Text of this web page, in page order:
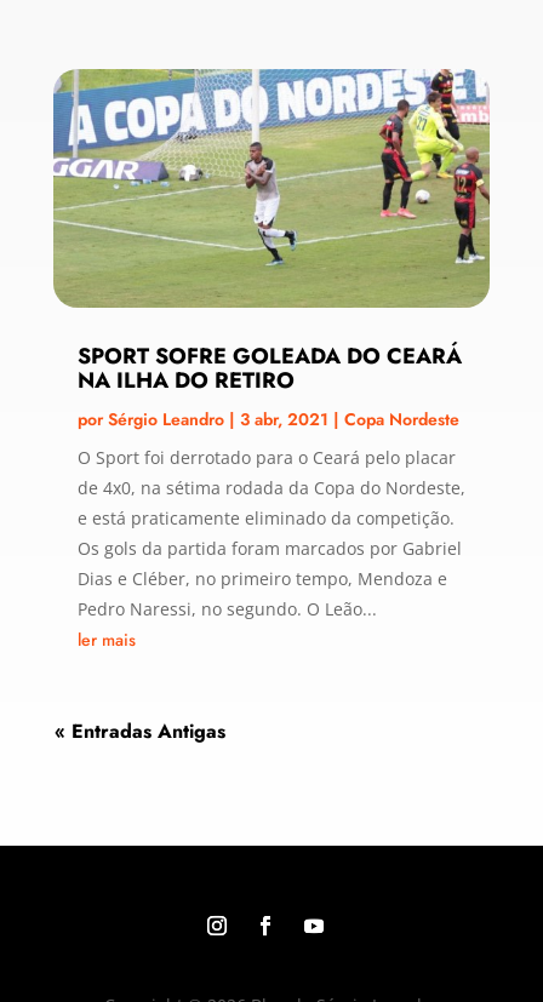
SPORT SOFRE GOLEADA DO CEARÁ
NA ILHA DO RETIRO
porSérgio Leandro| 3 abr, 2021 | Copa Nordeste
O Sport foi derrotado para o Ceará pelo placar
de 4x0, na sétima rodada da Copa do Nordeste,
e está praticamente eliminado da competição.
Os gols da partida foram marcados por Gabriel
Dias e Cléber, no primeiro tempo, Mendoza e
Pedro Naressi, no segundo. O Leão...
ler mais
« Entradas Antigas